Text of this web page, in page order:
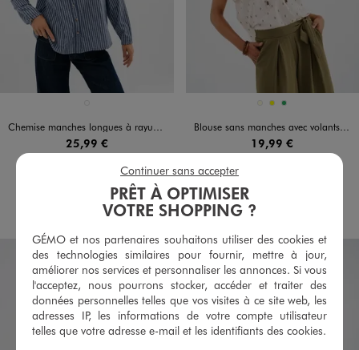
Chemise manches longues à rayures et col victorien femme
25,99 €
5/5 de moyenne
(1 avis)
AJOUTER AU PANIER
Disponible en 3 coloris
ECRUJAUNEVERT
Blouse sans manches avec volants aux emmanchures femme
19,99 €
AJOUTER
PRÊT À OPTIMISER
VOTRE SHOPPING ?
GÉMO et nos partenaires souhaitons utiliser des cookies et
des technologies similaires pour fournir, mettre à jour,
améliorer nos services et personnaliser les annonces. Si vous
l'acceptez, nous pourrons stocker, accéder et traiter des
données personnelles telles que vos visites à ce site web, les
adresses IP, les informations de votre compte utilisateur
telles que votre adresse e-mail et les identifiants des cookies.
Continuer sans accepter